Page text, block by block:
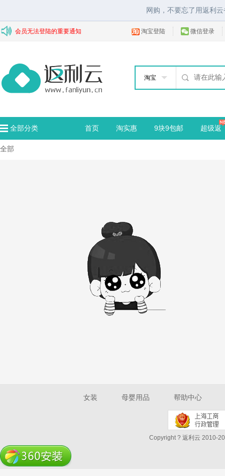
网购，不要忘了用返利
会员无法登陆的重要通知 淘宝登陆 微信登录
淘宝
全部分类 首页 淘实惠 9块9包邮 超级返
全部
女装 母婴用品 帮助中心
Copyright ? 返利云 2010-